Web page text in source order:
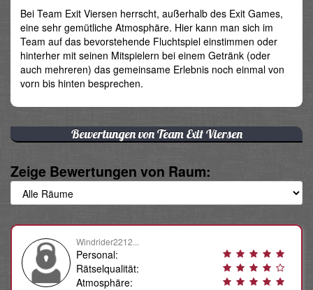
Bei Team Exit Viersen herrscht, außerhalb des Exit Games,
eine sehr gemütliche Atmosphäre. Hier kann man sich im
Team auf das bevorstehende Fluchtspiel einstimmen oder
hinterher mit seinen Mitspielern bei einem Getränk (oder
auch mehreren) das gemeinsame Erlebnis noch einmal von
vorn bis hinten besprechen.
Bewertungen von Team Exit Viersen
Zeige Bewertungen von Raum:
Windrider2212...
Personal:
Rätselqualität:
Atmosphäre: